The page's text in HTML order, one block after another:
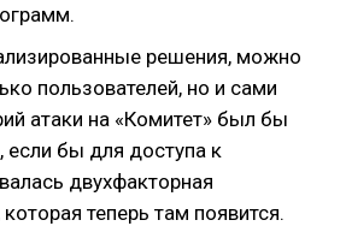
решения, можно
пользователей, но и сами
атаки на «Комитет» был бы
бы для доступа к
двухфакторная
теперь там появится.